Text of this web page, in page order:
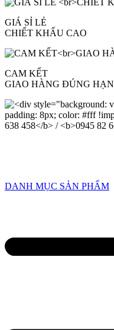
GIÁ SỈ LẺ
CHIẾT KHẤU CAO
CAM KẾT
GIAO HÀNG ĐÚNG HẠN
DANH MỤC SẢN PHẨM